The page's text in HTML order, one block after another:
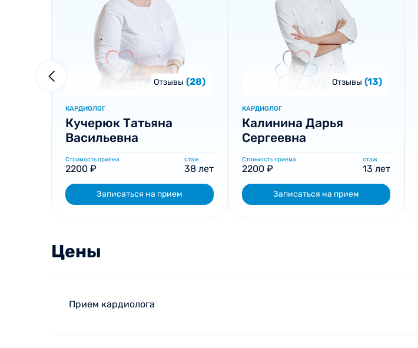
Отзывы (28)
КАРДИОЛОГ
Кучерюк Татьяна
Васильевна
Стоимость приема
2200 ₽
стаж
38 лет
Записаться на прием
Отзывы (13)
КАРДИОЛОГ
Калинина Дарья
Сергеевна
Стоимость приема
2200 ₽
стаж
13 лет
Записаться на прием
Цены
Прием кардиолога